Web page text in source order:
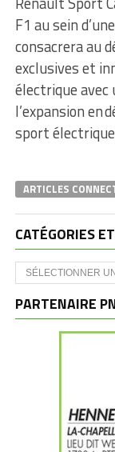
F1 au sein
consacrera au
exclusives et
électrique
l’expansion en
sport
ARTICLES
CATÉGORIES
Catégories
et
PARTENAIRE